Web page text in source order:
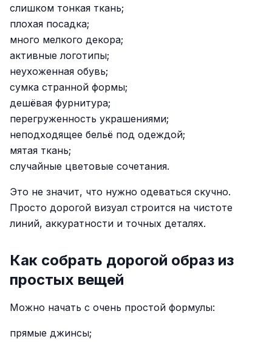
слишком тонкая ткань;
плохая посадка;
много мелкого декора;
активные логотипы;
неухоженная обувь;
сумка странной формы;
дешёвая фурнитура;
перегруженность украшениями;
неподходящее бельё под одеждой;
мятая ткань;
случайные цветовые сочетания.
Это не значит, что нужно одеваться скучно.
Просто дорогой визуал строится на чистоте
линий, аккуратности и точных деталях.
Как собрать дорогой образ из
простых вещей
Можно начать с очень простой формулы:
прямые джинсы;